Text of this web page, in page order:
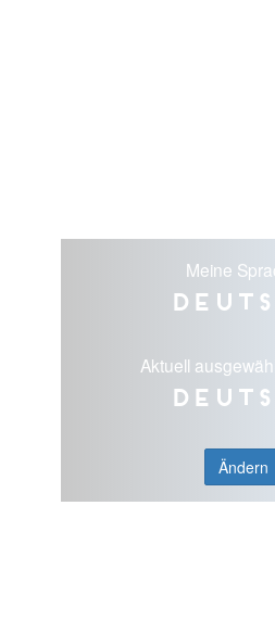
Meine
Aktuell
Ändern